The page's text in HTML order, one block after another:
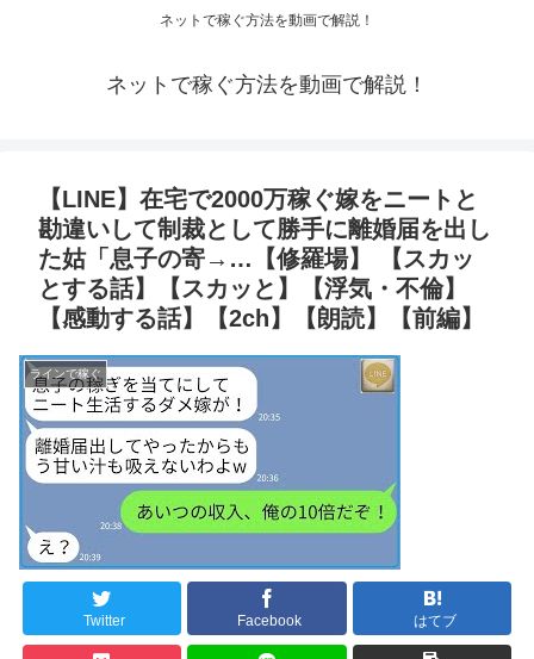
ネットで稼ぐ方法を動画で解説！
ネットで稼ぐ方法を動画で解説！
【LINE】在宅で2000万稼ぐ嫁をニートと
勘違いして制裁として勝手に離婚届を出し
た姑「息子の寄→…【修羅場】 【スカッ
とする話】【スカッと】【浮気・不倫】
【感動する話】【2ch】【朗読】【前編】
ラインで稼ぐ
Twitter Facebook はてブ